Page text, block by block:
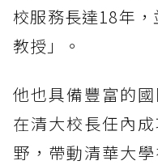
校服務長達18年
教授」。
他也具備豐富的
在清大校長任內
野，帶動清華大